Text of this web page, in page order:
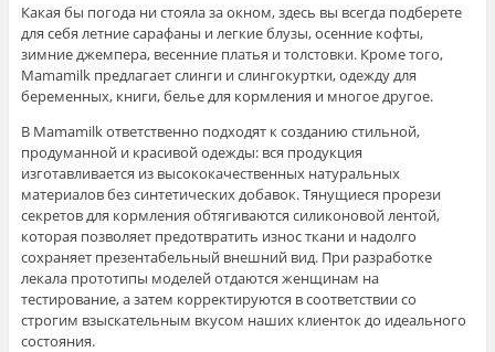
Какая бы погода ни стояла за окном, здесь вы всегда подберете
для себя летние сарафаны и легкие блузы, осенние кофты,
зимние джемпера, весенние платья и толстовки. Кроме того,
Mamamilk предлагает слинги и слингокуртки, одежду для
беременных, книги, белье для кормления и многое другое.
В Mamamilk ответственно подходят к созданию стильной,
продуманной и красивой одежды: вся продукция
изготавливается из высококачественных натуральных
материалов без синтетических добавок. Тянущиеся прорези
секретов для кормления обтягиваются силиконовой лентой,
которая позволяет предотвратить износ ткани и надолго
сохраняет презентабельный внешний вид. При разработке
лекала прототипы моделей отдаются женщинам на
тестирование, а затем корректируются в соответствии со
строгим взыскательным вкусом наших клиенток до идеального
состояния.